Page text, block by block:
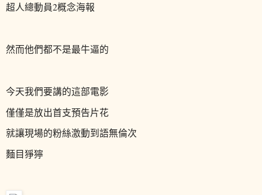
超人總動員2概念海報
然而他們都不是最牛逼的
今天我們要講的這部電影
僅僅是放出首支預告片花
就讓現場的粉絲激動到語無倫次
麵目猙獰